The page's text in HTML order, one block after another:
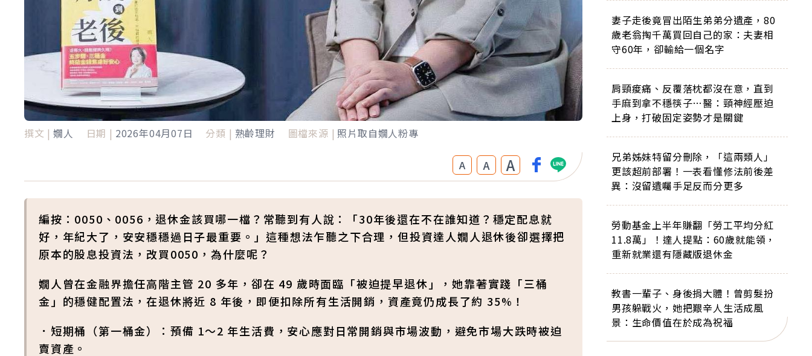
撰文 | 嫺人 日期 | 2026年04月07日 分類 | 熟齡理財 圖檔來源 | 照片取自嫺人粉專
A A A
編按：0050、0056，退休金該買哪一檔？常聽到有人說：「30年後還在不在誰知道？穩定配息就
好，年紀大了，安安穩穩過日子最重要。」這種想法乍聽之下合理，但投資達人嫺人退休後卻選擇把
原本的股息投資法，改買0050，為什麼呢？
嫺人曾在金融界擔任高階主管 20 多年，卻在 49 歲時面臨「被迫提早退休」，她靠著實踐「三桶
金」的穩健配置法，在退休將近 8 年後，即便扣除所有生活開銷，資產竟仍成長了約 35%！
．短期桶（第一桶金）：預備 1～2 年生活費，安心應對日常開銷與市場波動，避免市場大跌時被迫
賣資產。
妻子走後竟冒出陌生弟弟分遺產，80
歲老翁掏千萬買回自己的家：夫妻相
守60年，卻輸給一個名字
肩頸痠痛、反覆落枕都沒在意，直到
手麻到拿不穩筷子…醫：頸神經壓迫
上身，打破固定姿勢才是關鍵
兄弟姊妹特留分刪除，「這兩類人」
更該超前部署！一表看懂修法前後差
異：沒留遺囑手足反而分更多
勞動基金上半年賺翻「勞工平均分紅
11.8萬」！達人提點：60歲就能領，
重新就業還有隱藏版退休金
教書一輩子、身後捐大體！曾剪髮扮
男孩躲戰火，她把艱辛人生活成風
景：生命價值在於成為祝福